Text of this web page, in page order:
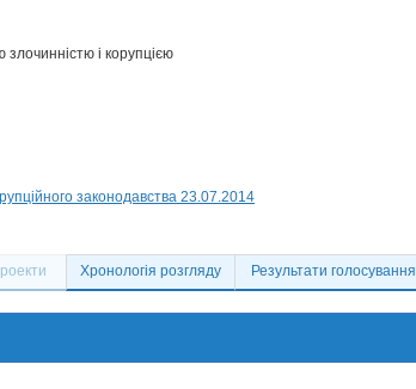
і корупцією
законодавства 23.07.2014
Хронологія розгляду Результати голосування